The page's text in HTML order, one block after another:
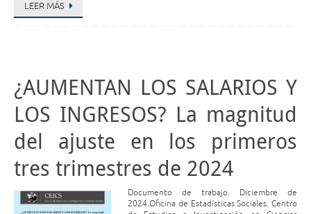
LEER MÁS
¿AUMENTAN LOS SALARIOS Y
LOS INGRESOS? La magnitud
del ajuste en los primeros
tres trimestres de 2024
Documento de trabajo. Diciembre de
2024.Oficina de Estadísticas Sociales. Centro